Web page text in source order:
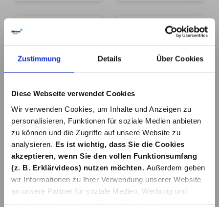
Zustimmung Details Über Cookies
Diese Webseite verwendet Cookies
Wir verwenden Cookies, um Inhalte und Anzeigen zu
personalisieren, Funktionen für soziale Medien anbieten
zu können und die Zugriffe auf unsere Website zu
analysieren. Es ist wichtig, dass Sie die Cookies
akzeptieren, wenn Sie den vollen Funktionsumfang
(z. B. Erklärvideos) nutzen möchten.
Außerdem geben
wir Informationen zu Ihrer Verwendung unserer Website
an unsere Partner für soziale Medien, Werbung und
UNIVERSAL
66MX50MM
3,28 €*
In den Warenkorb
BRAUN
7,29 €*
In den Warenkorb